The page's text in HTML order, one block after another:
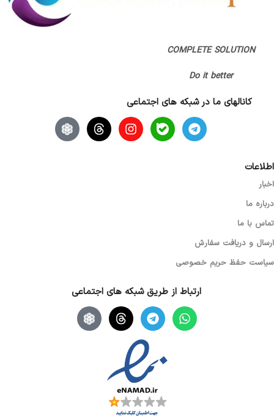
COMPLETE SOLUTION
Do it better
کانالهای ما در شبکه های اجتماعی
اطلاعات
اخبار
درباره ما
تماس با ما
ارسال و دریافت سفارش
سیاست حفظ حریم خصوصی
ارتباط از طریق شبکه های اجتماعی